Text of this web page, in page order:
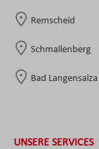
Remscheid
Schmallenberg
Bad Langensalza
UNSERE SERVICES